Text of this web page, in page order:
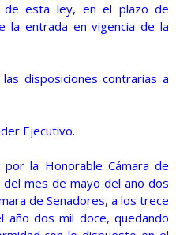
de esta ley, en el plazo de
la entrada en vigencia de la
disposiciones contrarias a
Ejecutivo.
la Honorable Cámara de
mes de mayo del año dos
de Senadores, a los trece
dos mil doce, quedando